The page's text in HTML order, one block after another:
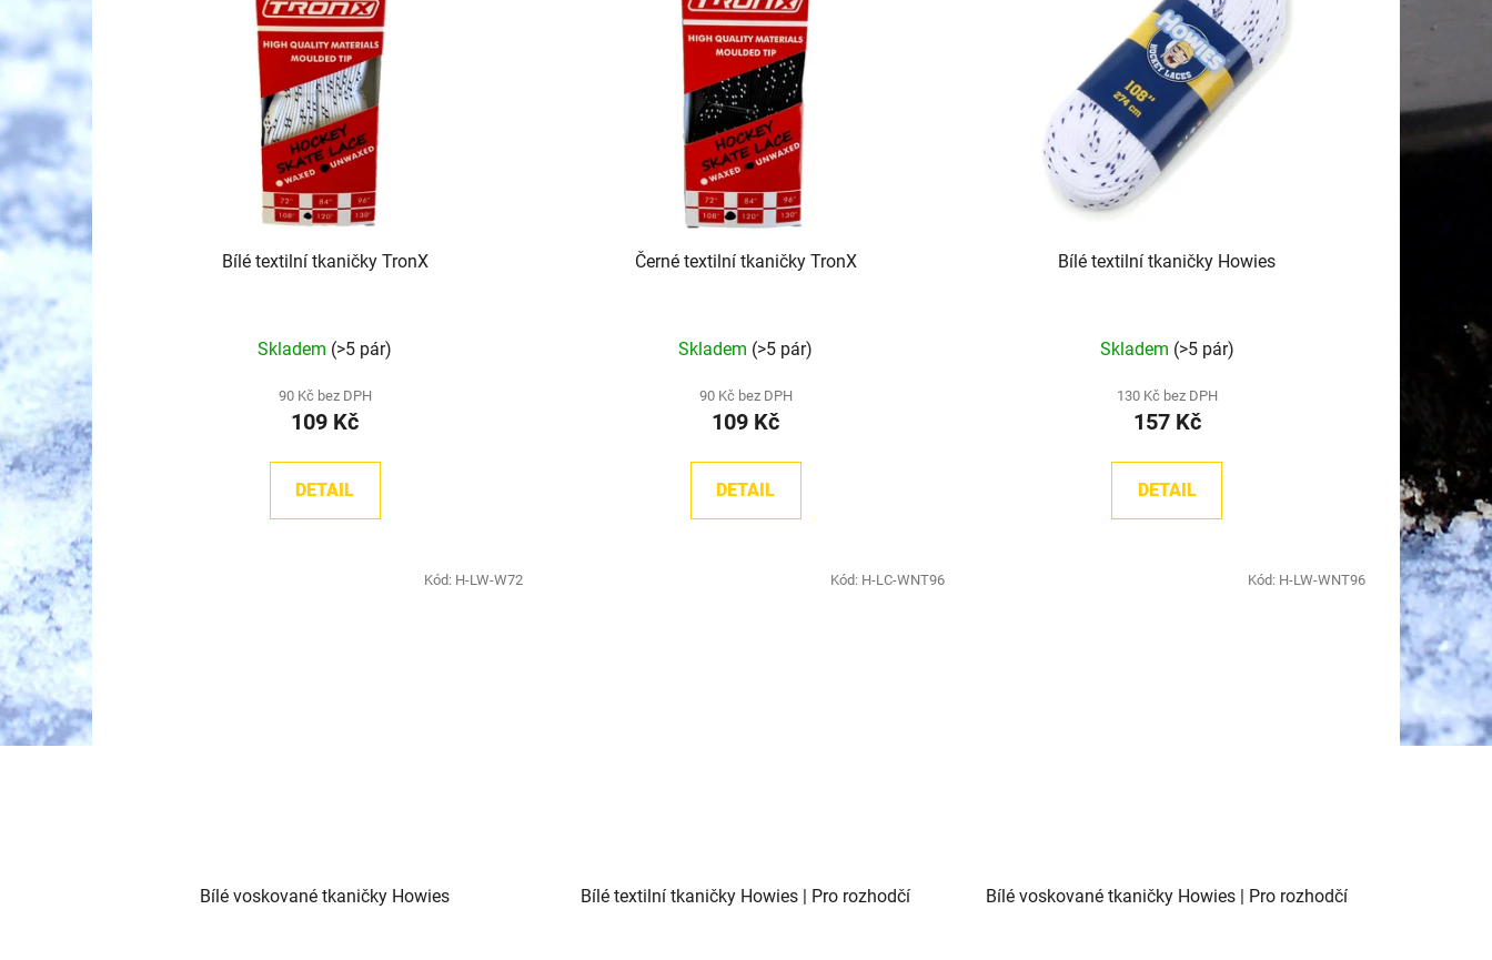
d
u
k
t
ů
Bílé textilní tkaničky TronX
Skladem (>5 pár)
90 Kč bez DPH
109 Kč
DETAIL
Černé textilní tkaničky TronX
Skladem (>5 pár)
90 Kč bez DPH
109 Kč
DETAIL
Bílé textilní tkaničky Howies
hodnocení
produktu
je
z
Skladem (>5 pár)
130 Kč bez DPH
157 Kč
DETAIL
Bílé voskované tkaničky Howies
Kód: H-LW-W72
Bílé textilní tkaničky Howies | Pro rozhodčí
Kód: H-LC-WNT96
Bílé voskované tkaničky Howies | Pro rozhodčí
Kód: H-LW-WNT96